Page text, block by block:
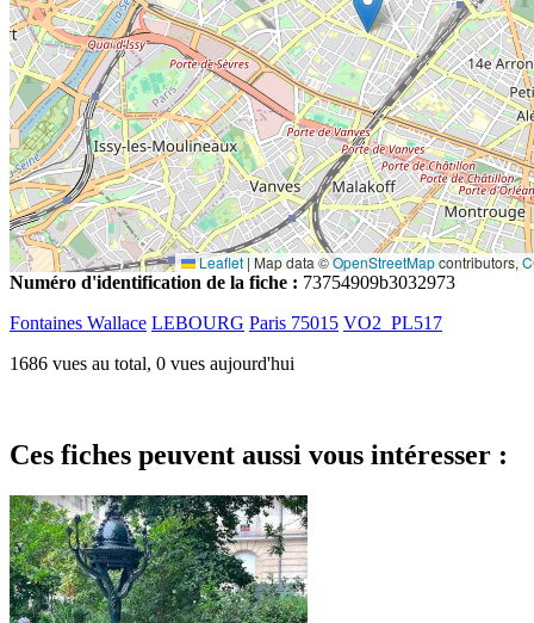
Leaflet |Map data ©OpenStreetMapcontributors,
Numéro d'identification de la fiche : 73754909b3032973
Fontaines Wallace LEBOURG Paris 75015 VO2_PL517
1686 vues au total, 0 vues aujourd'hui
Ces fiches peuvent aussi vous intéresser :